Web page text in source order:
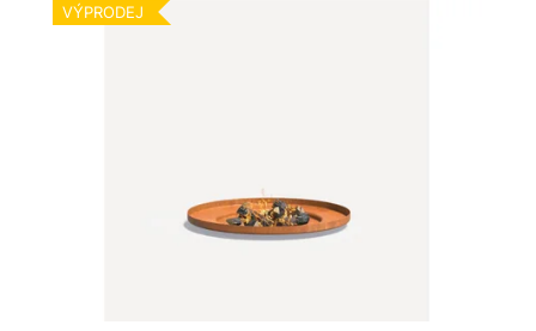
VÝPRODEJ